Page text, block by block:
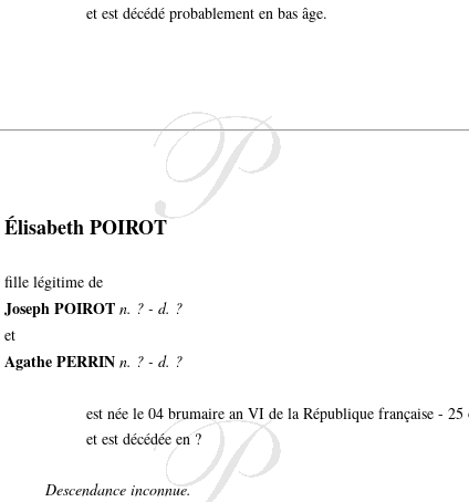
et est décédé probablement en bas âge.
Élisabeth POIROT
fille légitime de
Joseph POIROT n. ? - d. ?
et
Agathe PERRIN n. ? - d. ?
est née le 04 brumaire an VI de la République française -
et est décédée en ?
Descendance inconnue.